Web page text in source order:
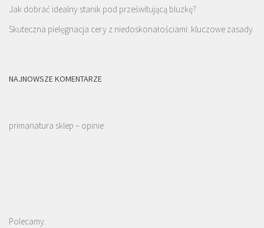
Jak dobrać idealny stanik pod prześwitującą bluzkę?
Skuteczna pielęgnacja cery z niedoskonałościami: kluczowe zasady
NAJNOWSZE KOMENTARZE
primanatura sklep – opinie
Polecamy: